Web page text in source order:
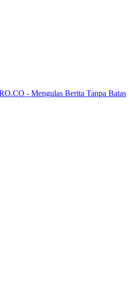
- Mengulas Berita Tanpa Batas